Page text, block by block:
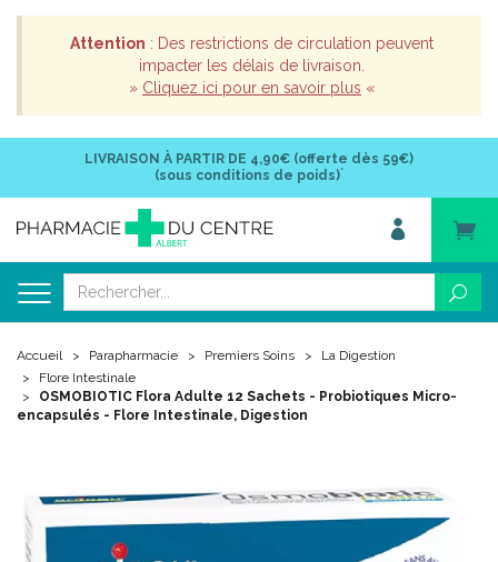
Attention : Des restrictions de circulation peuvent
impacter les délais de livraison.
» Cliquez ici pour en savoir plus «
LIVRAISON À PARTIR DE 4,90€ (offerte dès 59€)
(sous conditions de poids)*
Accueil Parapharmacie Premiers Soins
La Digestion
Flore Intestinale
OSMOBIOTIC Flora Adulte 12 Sachets - Probiotiques Micro-
encapsulés - Flore Intestinale, Digestion